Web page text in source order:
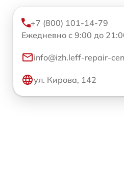
+7 (800) 101-14-79
Ежедневно с 9:00 до
info@izh.leff-repair-
ул. Кирова, 142